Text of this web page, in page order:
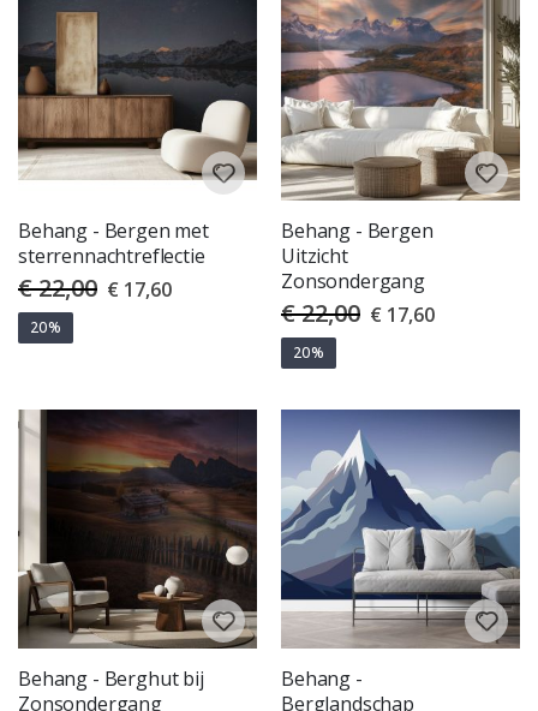
Behang - Bergen met
sterrennachtreflectie
€ 22,00 Special
Price
€ 17,60
20%
Behang - Bergen
Uitzicht
Zonsondergang
€ 22,00 Special
Price
€ 17,60
20%
Behang - Berghut bij
Zonsondergang
Behang -
Berglandschap